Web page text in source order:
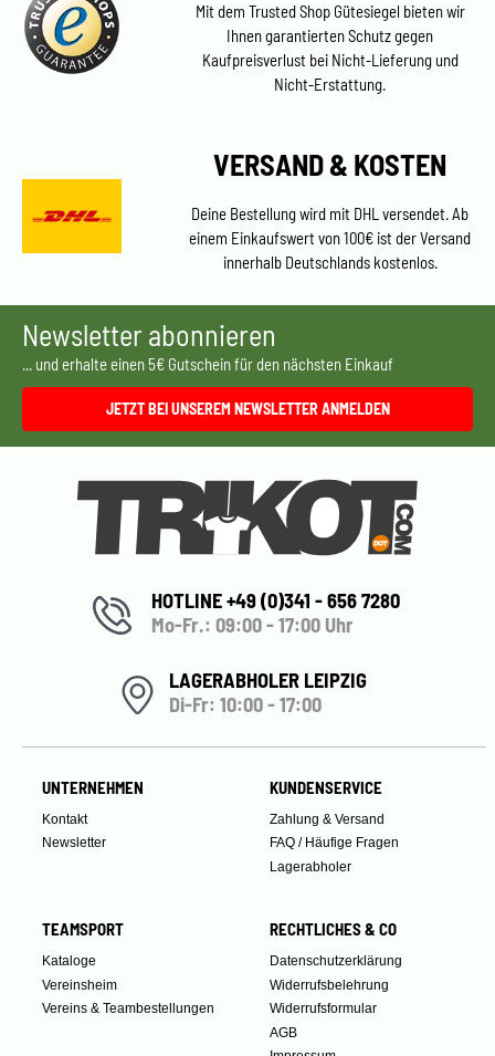
Mit dem Trusted Shop Gütesiegel bieten wir
Ihnen garantierten Schutz gegen
Kaufpreisverlust bei Nicht-Lieferung und
Nicht-Erstattung.
VERSAND & KOSTEN
Deine Bestellung wird mit DHL versendet. Ab
einem Einkaufswert von 100€ ist der Versand
innerhalb Deutschlands kostenlos.
Newsletter abonnieren
... und erhalte einen 5€ Gutschein für den nächsten Einkauf
JETZT BEI UNSEREM NEWSLETTER ANMELDEN
HOTLINE +49 (0)341 - 656 7280
Mo-Fr.: 09:00 - 17:00 Uhr
LAGERABHOLER LEIPZIG
Di-Fr: 10:00 - 17:00
UNTERNEHMEN
Kontakt
Newsletter
KUNDENSERVICE
Zahlung & Versand
FAQ / Häufige Fragen
Lagerabholer
TEAMSPORT
Kataloge
Vereinsheim
Vereins & Teambestellungen
RECHTLICHES & CO
Datenschutzerklärung
Widerrufsbelehrung
Widerrufsformular
AGB